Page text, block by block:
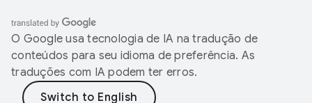
O Google usa tecnologia de IA na tradução de
conteúdos para seu idioma de preferência. As
traduções com IA podem ter erros.